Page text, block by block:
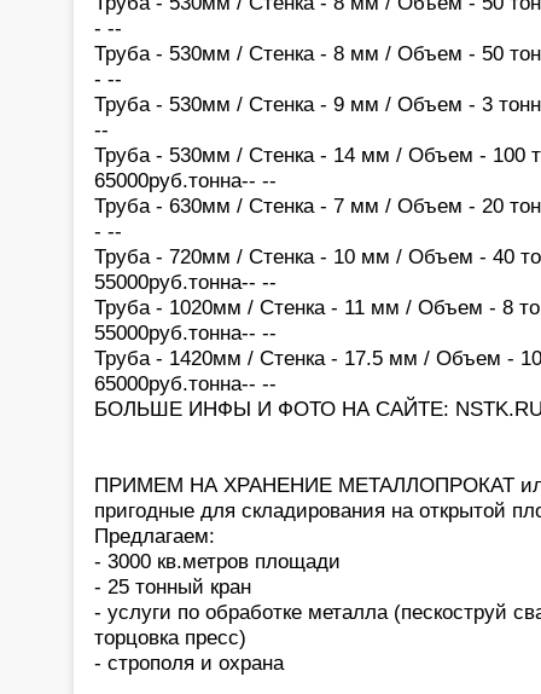
- --
Труба - 530мм / Стенка - 8 мм / Объем - 50
- --
Труба - 530мм / Стенка - 9 мм / Объем - 3
--
Труба - 530мм / Стенка - 14 мм / Объем - 100
65000руб.тонна-- --
Труба - 630мм / Стенка - 7 мм / Объем - 20
- --
Труба - 720мм / Стенка - 10 мм / Объем - 40
55000руб.тонна-- --
Труба - 1020мм / Стенка - 11 мм / Объем - 8
55000руб.тонна-- --
Труба - 1420мм / Стенка - 17.5 мм / Объем -
65000руб.тонна-- --
БОЛЬШЕ ИНФЫ И ФОТО НА САЙТЕ:
ПРИМЕМ НА ХРАНЕНИЕ МЕТАЛЛОПРОКАТ или
пригодные для складирования на открытой
Предлагаем:
- 3000 кв.метров площади
- 25 тонный кран
- услуги по обработке металла (пескоструй
торцовка пресс)
- строполя и охрана